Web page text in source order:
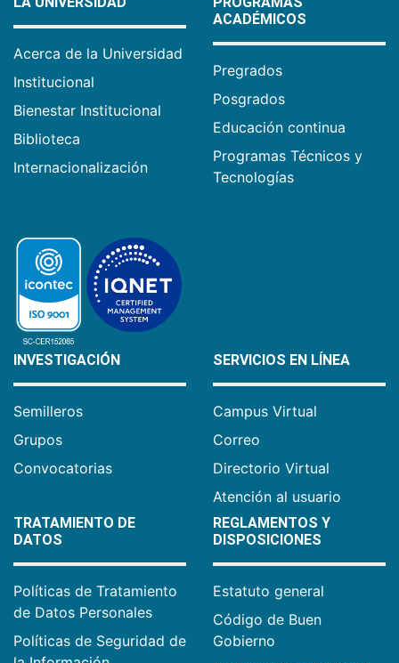
Acerca de la Universidad
Institucional
Bienestar Institucional
Biblioteca
Internacionalización
ACADÉMICOS
Pregrados
Posgrados
Educación continua
Programas Técnicos y
Tecnologías
INVESTIGACIÓN
Semilleros
Grupos
Convocatorias
SERVICIOS EN LÍNEA
Campus Virtual
Correo
Directorio Virtual
Atención al usuario
TRATAMIENTO DE
DATOS
Políticas de Tratamiento
de Datos Personales
Políticas de Seguridad de
REGLAMENTOS Y
DISPOSICIONES
Estatuto general
Código de Buen
Gobierno